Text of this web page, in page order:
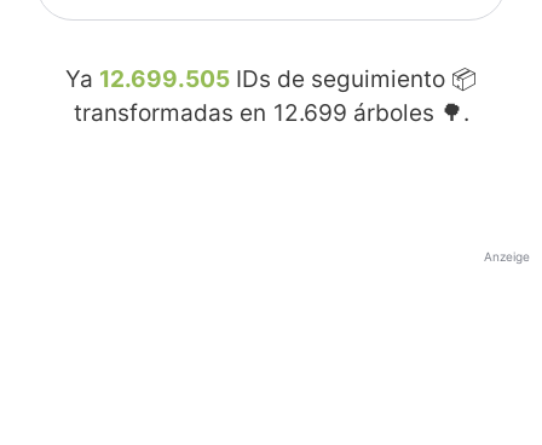
Ya 12.699.505 IDs de seguimiento 📦
transformadas en 12.699 árboles 🌳.
Anzeige